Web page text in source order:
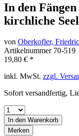
In den
kirchliche
von Oberkofler,
Artikelnummer 70-519
19,80 € *
inkl. MwSt. zzgl.
Sofort versandfertig,
In den Warenkorb
Merken